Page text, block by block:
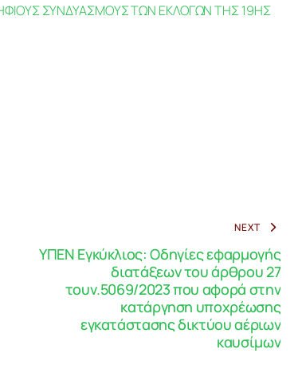
ΣΥΝΔΥΑΣΜΟΥΣ ΤΩΝ ΕΚΛΟΓΩΝ ΤΗΣ 19ΗΣ
NEXT
ΥΠΕΝ Εγκύκλιος: Οδηγίες εφαρμογής
διατάξεων του άρθρου 27
τουν.5069/2023 που αφορά στην
κατάργηση υποχρέωσης
εγκατάστασης δικτύου αέριων
καυσίμων